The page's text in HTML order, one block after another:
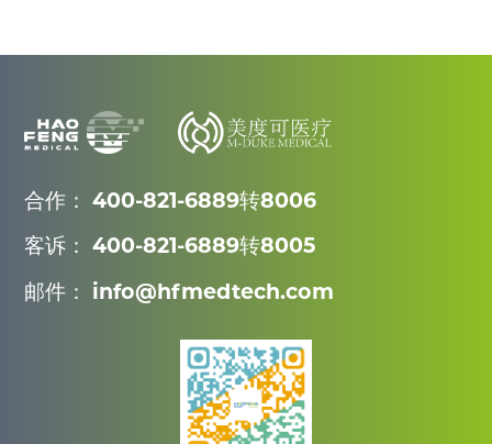
合作： 400-821-6889转8006
客诉： 400-821-6889转8005
邮件： info@hfmedtech.com